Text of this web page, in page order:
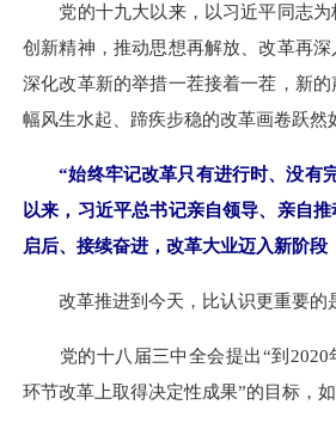
党的十九大以来，以习近平同志为
创新精神，推动思想再解放、改革再
深化改革新的举措一茬接着一茬，新
幅风生水起、蹄疾步稳的改革画卷跃然
“始终牢记改革只有进行时、没
以来，习近平总书记亲自领导、亲自
启后、接续奋进，改革大业迈入新阶段
改革推进到今天，比认识更重要的
党的十八届三中全会提出“到2020
环节改革上取得决定性成果”的目标，如